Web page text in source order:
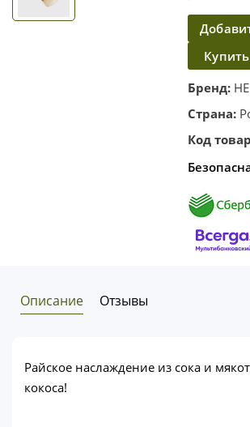
в
Купить
в один
клик
Бренд:
Страна:
Код
Описание Отзывы
Райское наслаждение из сока и
кокоса!